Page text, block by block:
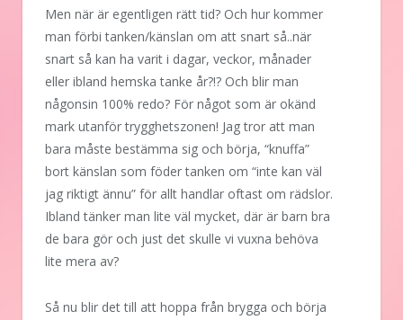
Men när är egentligen rätt tid? Och hur kommer
man förbi tanken/känslan om att snart så..när
snart så kan ha varit i dagar, veckor, månader
eller ibland hemska tanke år?!? Och blir man
någonsin 100% redo? För något som är okänd
mark utanför trygghetszonen! Jag tror att man
bara måste bestämma sig och börja, “knuffa”
bort känslan som föder tanken om “inte kan väl
jag riktigt ännu” för allt handlar oftast om rädslor.
Ibland tänker man lite väl mycket, där är barn bra
de bara gör och just det skulle vi vuxna behöva
lite mera av?
Så nu blir det till att hoppa från brygga och börja